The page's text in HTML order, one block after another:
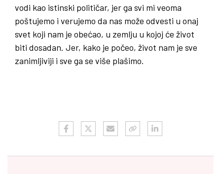
vodi kao istinski političar, jer ga svi mi veoma
poštujemo i verujemo da nas može odvesti u onaj
svet koji nam je obećao, u zemlju u kojoj će život
biti dosadan. Jer, kako je počeo, život nam je sve
zanimljiviji i sve ga se više plašimo.